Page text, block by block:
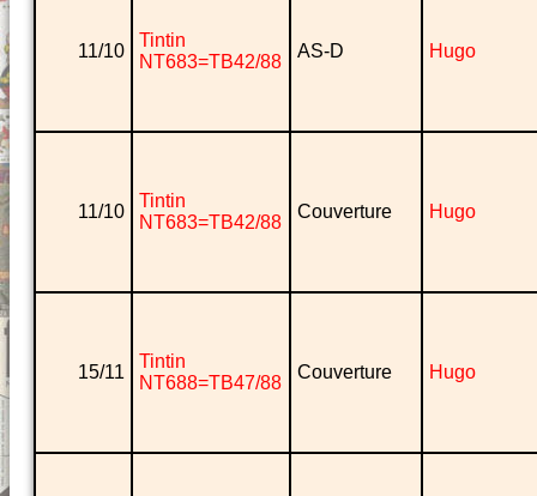
11/10
Tintin
NT683=TB42/88
AS-D Hugo
11/10
Tintin
NT683=TB42/88
Couverture Hugo
15/11
Tintin
NT688=TB47/88
Couverture Hugo